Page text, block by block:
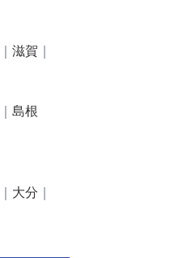
｜ 滋賀 ｜
｜ 島根
｜ 大分 ｜